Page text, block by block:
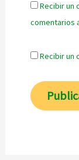
Recibir un
comentarios
Recibir un